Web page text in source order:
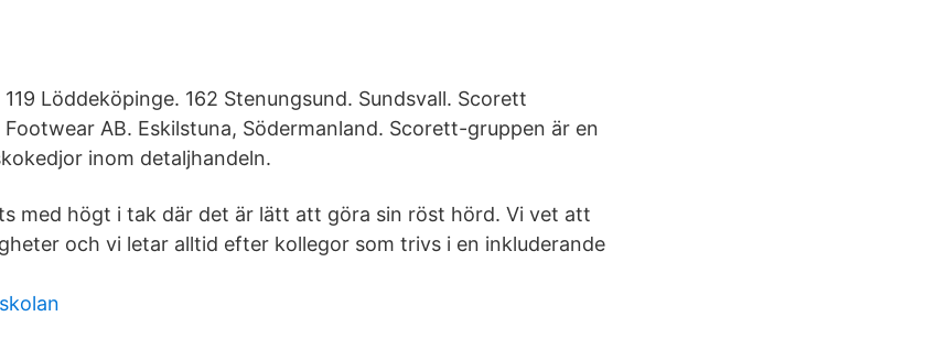
119 Löddeköpinge. 162 Stenungsund. Sundsvall. Scorett
Footwear AB. Eskilstuna, Södermanland. Scorett-gruppen är en
inom detaljhandeln.
med högt i tak där det är lätt att göra sin röst hörd. Vi vet att
och vi letar alltid efter kollegor som trivs i en inkluderande